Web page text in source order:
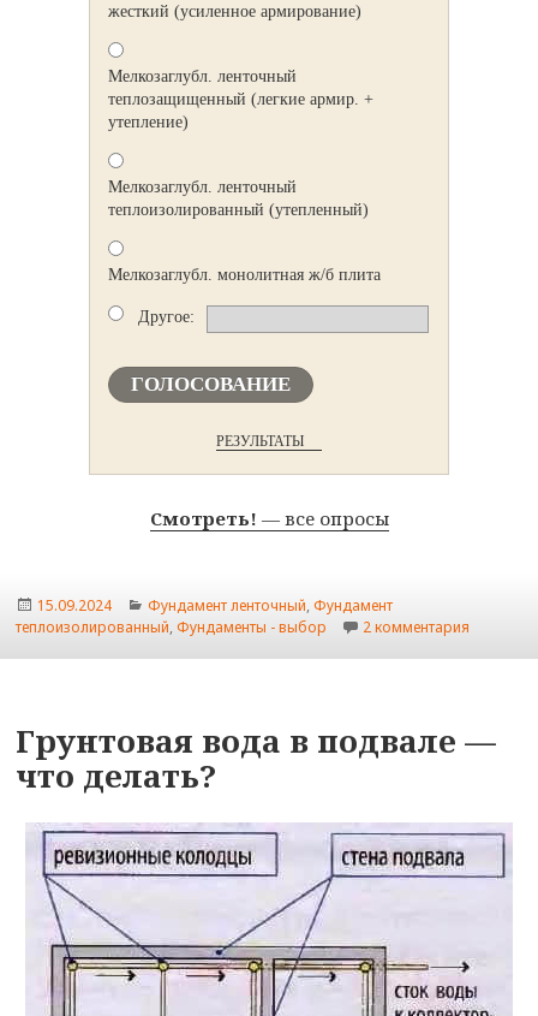
жесткий (усиленное армирование)
Мелкозаглубл. ленточный
теплозащищенный (легкие армир. +
утепление)
Мелкозаглубл. ленточный
теплоизолированный (утепленный)
Мелкозаглубл. монолитная ж/б плита
Другое:
ГОЛОСОВАНИЕ
РЕЗУЛЬТАТЫ
Смотреть! — все опросы
Опубликовано
15.09.2024 Рубрики
Фундамент ленточный,Фундамент
теплоизолированный,Фундаменты - выбор 2 комментария
Грунтовая вода в подвале —
что делать?